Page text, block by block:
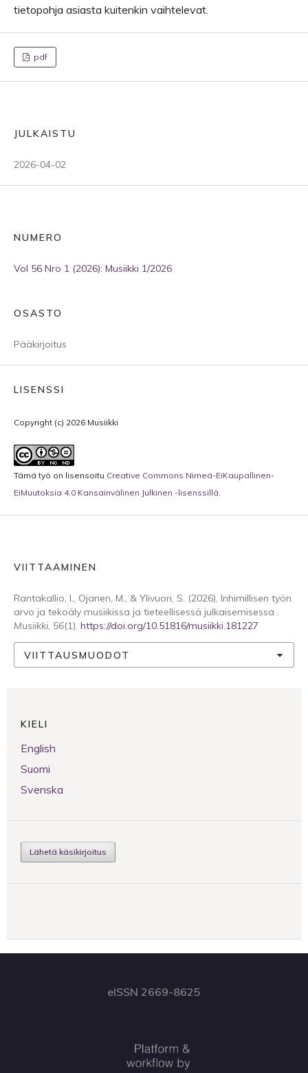
tietopohja asiasta kuitenkin vaihtelevat.
pdf
JULKAISTU
2026-04-02
NUMERO
Vol 56 Nro 1 (2026): Musiikki 1/2026
OSASTO
Pääkirjoitus
LISENSSI
Copyright (c) 2026 Musiikki
Tämä työ on lisensoitu Creative Commons Nimeä-EiKaupallinen-
EiMuutoksia 4.0 Kansainvälinen Julkinen -lisenssillä.
VIITTAAMINEN
Rantakallio, I., Ojanen, M., & Ylivuori, S. (2026). Inhimillisen työn
arvo ja tekoäly musiikissa ja tieteellisessä julkaisemisessa .
Musiikki, 56(1). https://doi.org/10.51816/musiikki.181227
VIITTAUSMUODOT
KIELI
English
Suomi
Svenska
Lähetä käsikirjoitus
eISSN 2669-8625